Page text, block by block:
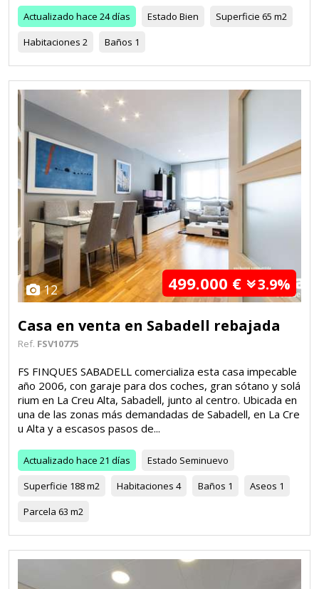
Actualizado hace 24 días Estado Bien Superficie 65 m2
Habitaciones 2 Baños 1
12 499.000 € 3.9%
Casa en venta en Sabadell rebajada
Ref. FSV10775
FS FINQUES SABADELL comercializa esta casa impecable
año 2006, con garaje para dos coches, gran sótano y solá
rium en La Creu Alta, Sabadell, junto al centro. Ubicada en
una de las zonas más demandadas de Sabadell, en La Cre
u Alta y a escasos pasos de...
Actualizado hace 21 días Estado Seminuevo
Superficie 188 m2 Habitaciones 4 Baños 1 Aseos 1
Parcela 63 m2